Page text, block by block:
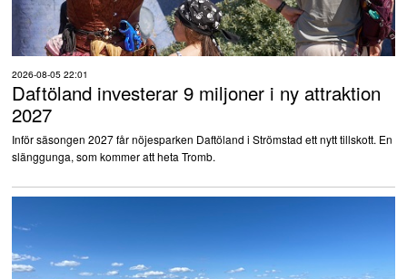
2026-08-05 22:01
Daftöland investerar 9 miljoner i ny attraktion
2027
Inför säsongen 2027 får nöjesparken Daftöland i Strömstad ett nytt tillskott. En
slänggunga, som kommer att heta Tromb.